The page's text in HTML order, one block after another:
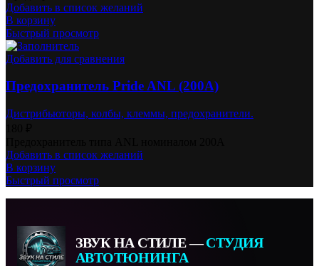
Добавить в список желаний
В корзину
Быстрый просмотр
Добавить для сравнения
Предохранитель Pride ANL (200А)
Дистрибьюторы, колбы, клеммы, предохранители.
Добавить в список желаний
В корзину
Быстрый просмотр
ЗВУК НА СТИЛЕ —СТУДИЯ
АВТОТЮНИНГА